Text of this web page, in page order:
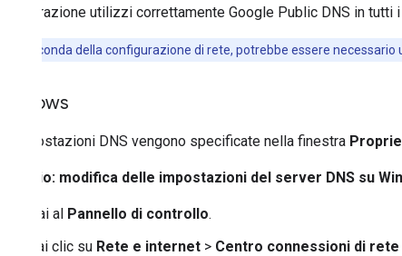
configurazione utilizzi correttamente Google Public DNS in tutti
a seconda della configurazione di rete, potrebbe essere
Windows
Le impostazioni DNS vengono specificate nella finestra
Esempio: modifica delle impostazioni del server DNS su
Vai al Pannello di controllo.
Fai clic su Rete e internet > Centro connessioni di